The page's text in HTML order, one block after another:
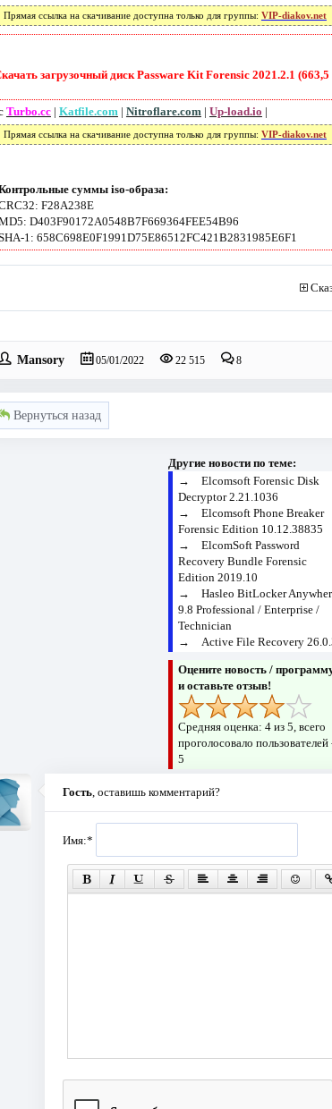
Прямая ссылка на скачивание доступна только для группы: VIP-diakov.net
загрузочный диск Passware Kit Forensic 2021.2.1
Turbo.cc| Katfile.com | Nitroflare.com | Up-load.io |
Прямая ссылка на скачивание доступна только для группы: VIP-diakov.net
суммы iso-образа:
F28A238E
D403F90172A0548B7F669364FEE54B96
1: 658C698E0F1991D75E86512FC421B2831985E6F1
Mansory 05/01/2022 22 515 8
Вернуться назад
Другие новости по теме:
→ Elcomsoft Forensic Disk
Decryptor 2.21.1036
→ Elcomsoft Phone Breaker
Forensic Edition 10.12.38835
→ ElcomSoft Password
Recovery Bundle Forensic
Edition 2019.10
→ Hasleo BitLocker
9.8 Professional / Enterprise /
Technician
→ Active File Recovery
Оцените новость /
и оставьте отзыв!
Средняя оценка: 4из 5, всего
проголосовало пользователей
5
Гость, оставишь комментарий?
Имя:*